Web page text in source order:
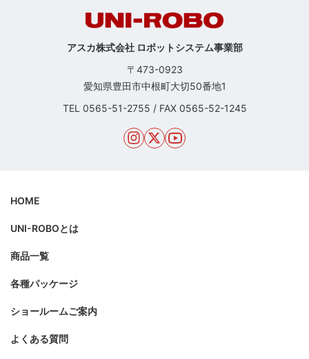
アスカ株式会社 ロボットシステム事業部
〒473-0923
愛知県豊田市中根町大切50番地1
TEL 0565-51-2755 / FAX 0565-52-1245
HOME
UNI-ROBOとは
商品一覧
各種パッケージ
ショールームご案内
よくある質問